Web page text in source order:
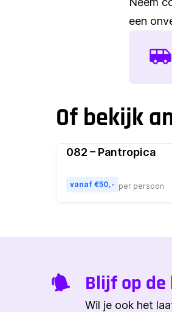
een
Of bekijk
082 – Pantropica
vanaf €50,- per persoon
Blijf op de
Wil je ook het